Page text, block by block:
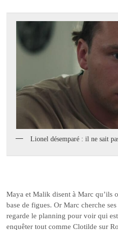
Lionel désemparé : il ne sait
Maya et Malik disent à Marc qu’ils
base de figues. Or Marc cherche
regarde le planning pour voir qui
enquêter tout comme Clotilde sur